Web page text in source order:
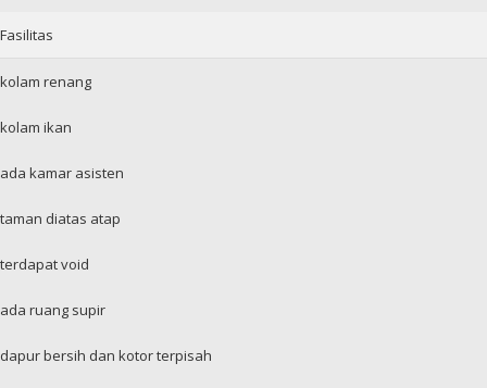
Fasilitas
kolam renang
kolam ikan
ada kamar asisten
taman diatas atap
terdapat void
ada ruang supir
dapur bersih dan kotor terpisah